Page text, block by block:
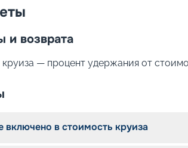
и возврата
— процент удержания от
включено в стоимость круиза